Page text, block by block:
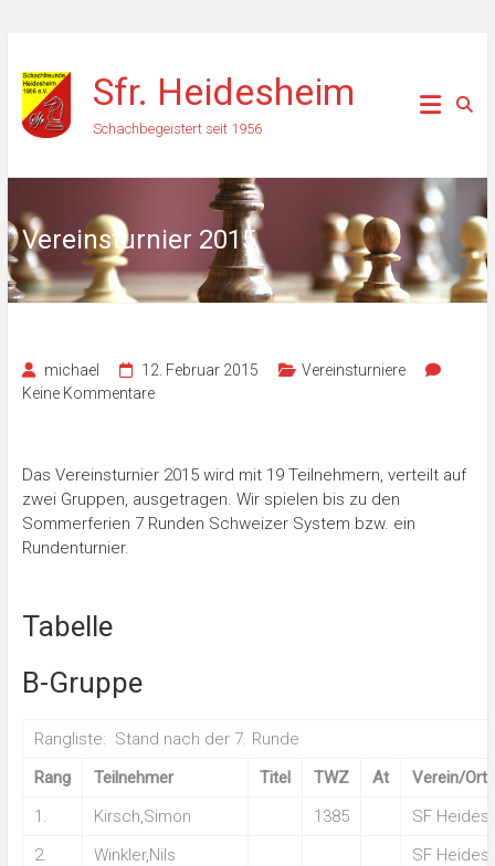
Inhalt
springen
Sfr. Heidesheim
Schachbegeistert seit 1956
Vereinsturnier 2015
michael 12. Februar 2015
Vereinsturniere
Keine Kommentare
Das Vereinsturnier 2015 wird mit 19 Teilnehmern, verteilt auf
zwei Gruppen, ausgetragen. Wir spielen bis zu den
Sommerferien 7 Runden Schweizer System bzw. ein
Rundenturnier.
Tabelle
B-Gruppe
Rangliste: Stand nach der 7. Runde
Rang
Teilnehmer Titel TWZ At
Verein/Ort
1.
Kirsch,Simon 1385
SF
2.
Winkler,Nils
SF